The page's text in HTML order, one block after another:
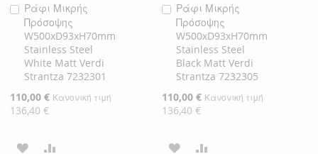
Ράφι Μικρής
Πρόσοψης
W500xD93xH70mm
Stainless Steel
White Matt Verdi
Strantza 7232301
Ειδική
Τιμή
110,00 € Κανονική τιμή
136,40 €
Προσθήκη
στο
Καλάθι
ΠΡΟΣΘΉΚΗ
Ράφι Μικρής
Πρόσοψης
W500xD93xH70mm
Stainless Steel
Black Matt Verdi
Strantza 7232305
Ειδική
Τιμή
110,00 € Κανονική τιμή
136,40 €
Προσθήκη
στο
Καλάθι
ΠΡΟΣΘΉΚΗ